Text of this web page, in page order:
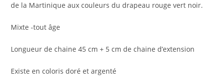
de la Martinique aux couleurs du drapeau rouge vert noir.
Mixte -tout âge
Longueur de chaine 45 cm + 5 cm de chaine d’extension
Existe en coloris doré et argenté